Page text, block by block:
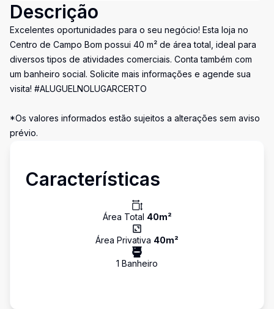
Descrição
Excelentes oportunidades para o seu negócio! Esta loja no
Centro de Campo Bom possui 40 m² de área total, ideal para
diversos tipos de atividades comerciais. Conta também com
um banheiro social. Solicite mais informações e agende sua
visita! #ALUGUELNOLUGARCERTO
*Os valores informados estão sujeitos a alterações sem aviso
prévio.
Características
Área Total 40m²
Área Privativa 40m²
1 Banheiro